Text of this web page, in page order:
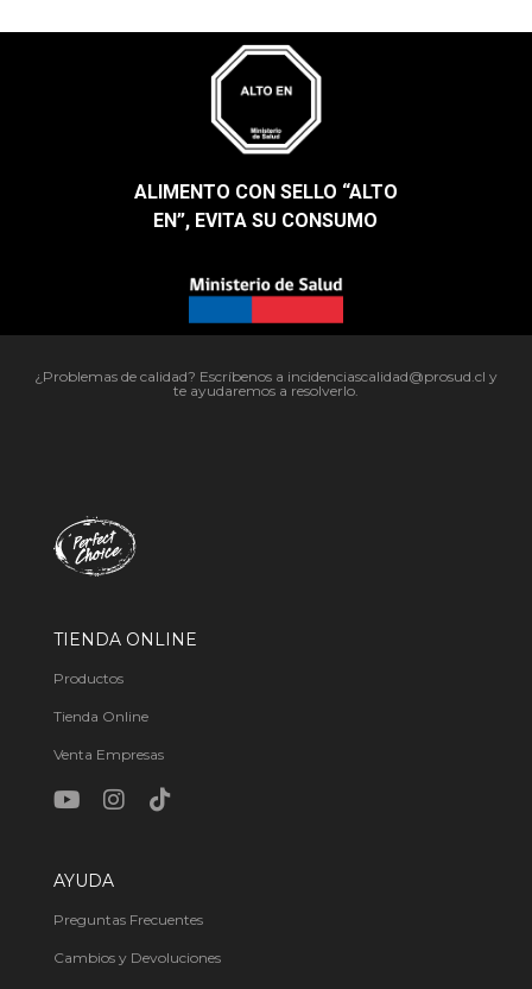
ALIMENTO CON SELLO “ALTO
EN”, EVITA SU CONSUMO​
¿Problemas de calidad? Escríbenos a incidenciascalidad@prosud.cl y
te ayudaremos a resolverlo.
TIENDA ONLINE
Productos
Tienda Online
Venta Empresas
AYUDA
Preguntas Frecuentes
Cambios y Devoluciones